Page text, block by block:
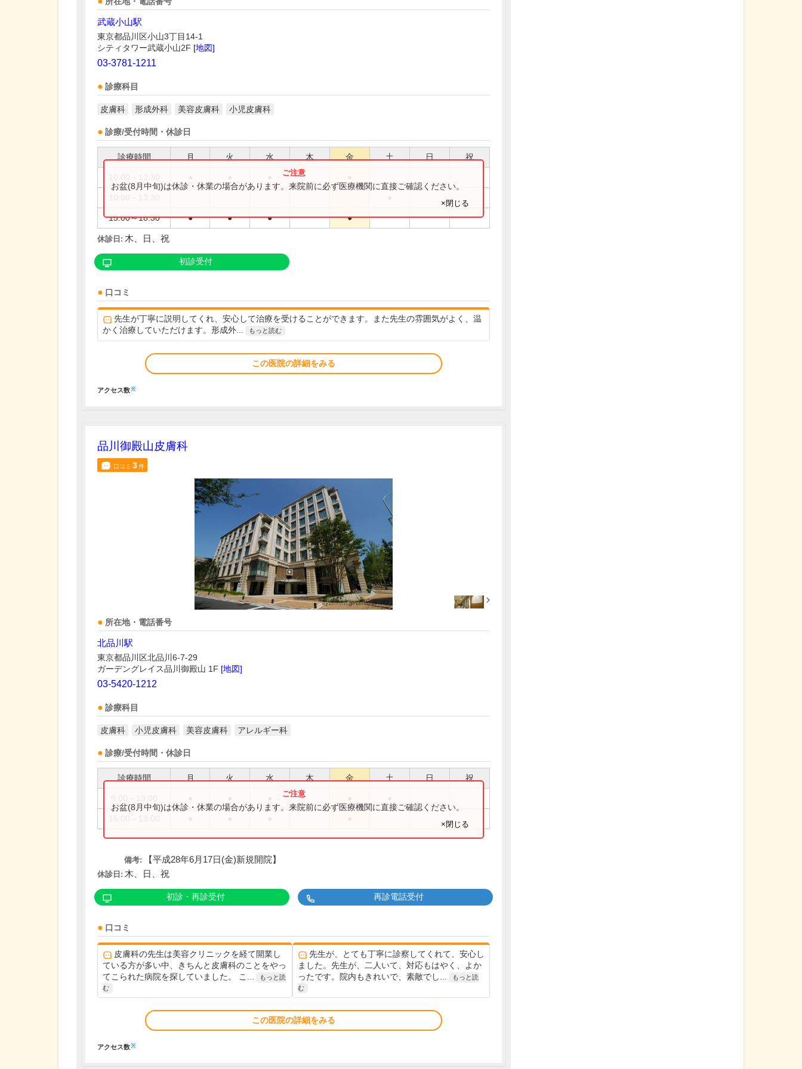
武蔵小山駅
東京都品川区小山3丁目14-1
シティタワー武蔵小山2F [地図]
03-3781-1211
診療科目
皮膚科 形成外科 美容皮膚科 小児皮膚科
診療/受付時間・休診日
診療時間 月 火 水 木 金 土 日 祝
15:00～18:30 ● ● ● ●
お盆(8月中旬)は休診・休業の場合があります。来院前に必ず医療機関に直接ご確認ください。
×閉じる
休診日: 木、日、祝
初診受付
口コミ
先生が丁寧に説明してくれ、安心して治療を受けることができます。また先生の雰囲気がよく、温
かく治療していただけます。形成外...
もっと読む
この医院の詳細をみる
アクセス数※
品川御殿山皮膚科
口コミ 3件
所在地・電話番号
北品川駅
東京都品川区北品川6-7-29
ガーデングレイス品川御殿山 1F [地図]
03-5420-1212
診療科目
皮膚科 小児皮膚科 美容皮膚科 アレルギー科
診療/受付時間・休診日
診療時間 月 火 水 木 金 土 日 祝
お盆(8月中旬)は休診・休業の場合があります。来院前に必ず医療機関に直接ご確認ください。
×閉じる
備考: 【平成28年6月17日(金)新規開院】
休診日: 木、日、祝
初診・再診受付 再診電話受付
口コミ
皮膚科の先生は美容クリニックを経て開業し
ている方が多い中、きちんと皮膚科のことをやっ
てこられた病院を探していました。 こ...
もっと読
む
先生が、とても丁寧に診察してくれて、安心し
ました。先生が、二人いて、対応もはやく、よか
ったです。院内もきれいで、素敵でし...
もっと読
む
この医院の詳細をみる
アクセス数※